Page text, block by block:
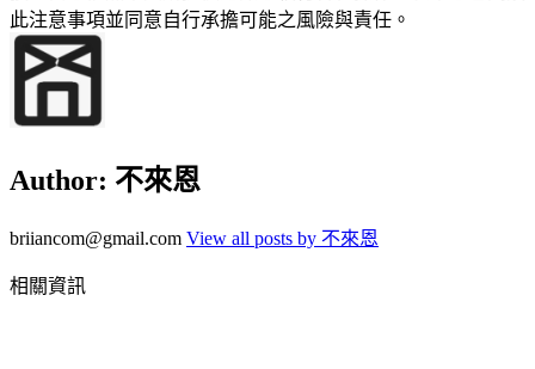
此注意事項並同意自行承擔可能之風險與責任。
Author: 不來恩
briiancom@gmail.com View all posts by 不來恩
相關資訊